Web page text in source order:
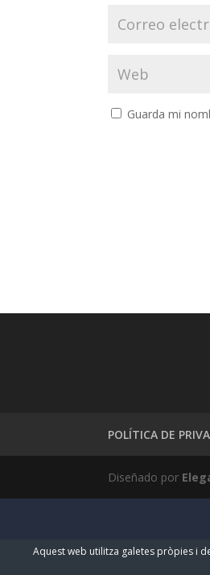
Guarda mi
POLÍTICA DE
Diseñado por
Aquest web utilitza galetes pròpies i